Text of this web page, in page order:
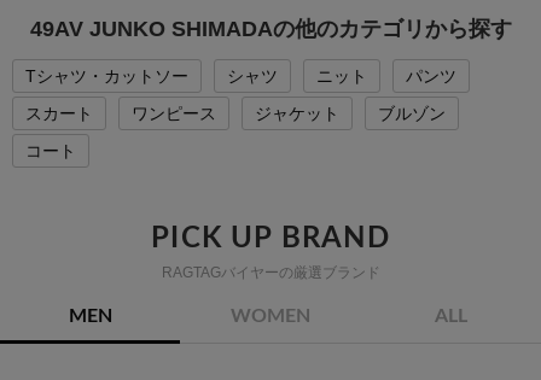
49AV JUNKO SHIMADAの他のカテゴリから探す
Tシャツ・カットソー シャツ ニット
パンツ
スカート
ワンピース ジャケット
ブルゾン
コート
PICK UP BRAND
RAGTAGバイヤーの厳選ブランド
MEN WOMEN ALL